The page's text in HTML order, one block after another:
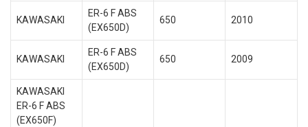
KAWASAKI
ER-6 F ABS
(EX650D)
650 2010
KAWASAKI
ER-6 F ABS
(EX650D)
650 2009
KAWASAKI
ER-6 F ABS
(EX650F)